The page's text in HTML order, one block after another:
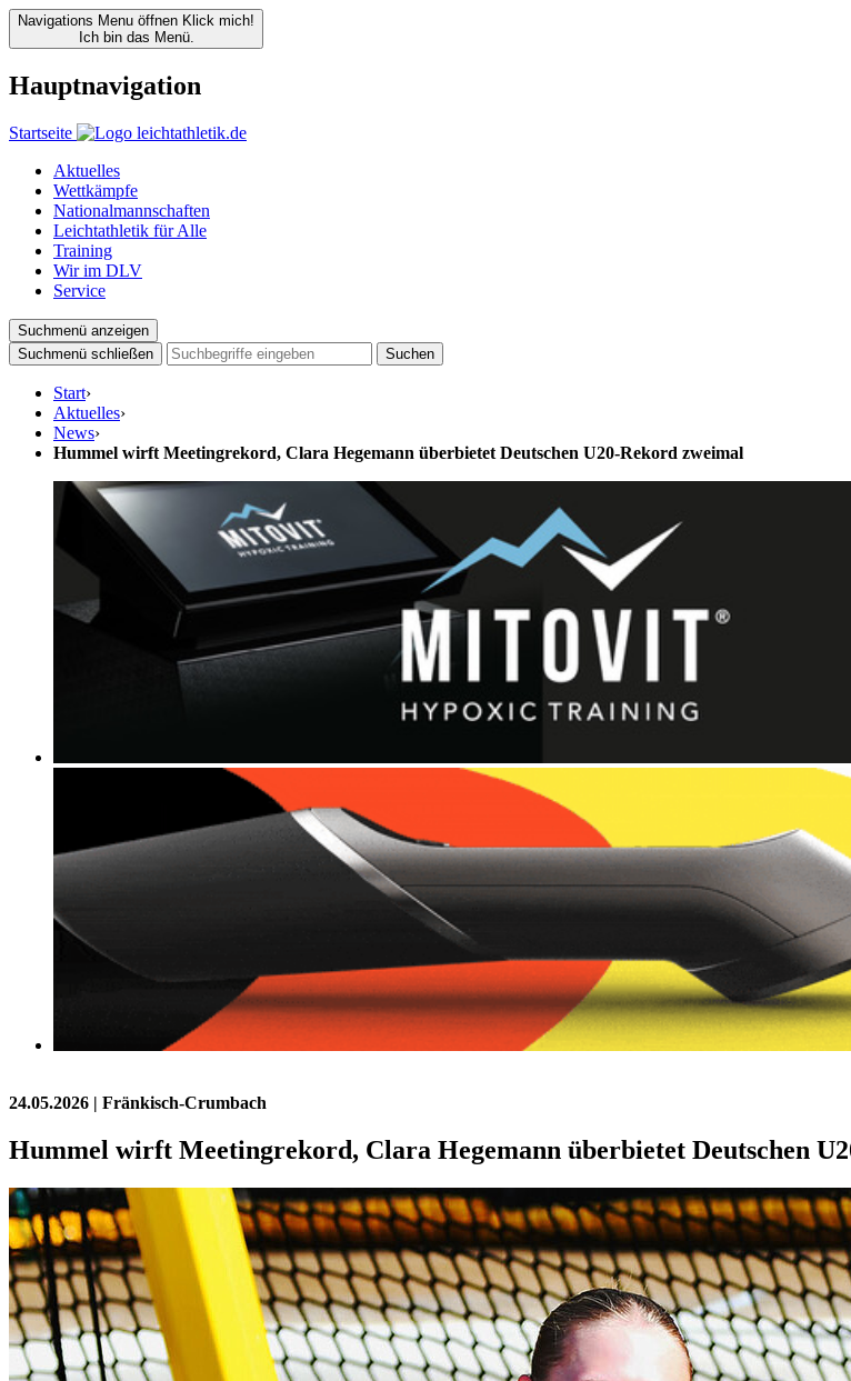
Navigations Menu öffnen Klick mich!
Ich bin das Menü.
Hauptnavigation
Startseite
Aktuelles
Wettkämpfe
Nationalmannschaften
Leichtathletik für Alle
Training
Wir im DLV
Service
Suchmenü anzeigen
Suchmenü schließen
Suchen
Start›
Aktuelles›
News›
Hummel wirft Meetingrekord, Clara Hegemann überbietet Deutschen U20-Rekord zweimal
24.05.2026 | Fränkisch-Crumbach
Hummel wirft Meetingrekord, Clara Hegemann überbietet Deutschen